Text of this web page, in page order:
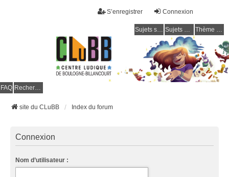
Connexion
S’enregistrer
Sujets sans réponse Sujets actifs Thème clair / foncé
FAQ Rechercher
site du CLuBB Index du forum
Connexion
Nom d’utilisateur :